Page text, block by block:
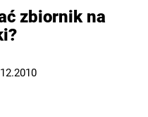
zbiornik na